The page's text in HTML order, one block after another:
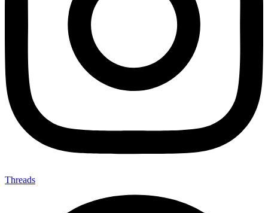
Threads